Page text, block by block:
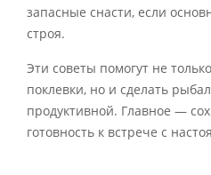
запасные снасти, если
строя.
Эти советы помогут не
поклевки, но и сделать
продуктивной. Главное —
готовность к встрече с